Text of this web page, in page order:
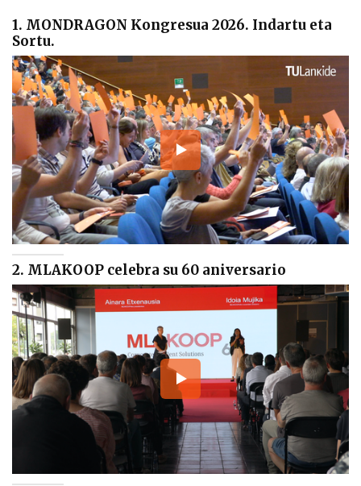
1. MONDRAGON Kongresua 2026. Indartu eta
Sortu.
2. MLAKOOP celebra su 60 aniversario